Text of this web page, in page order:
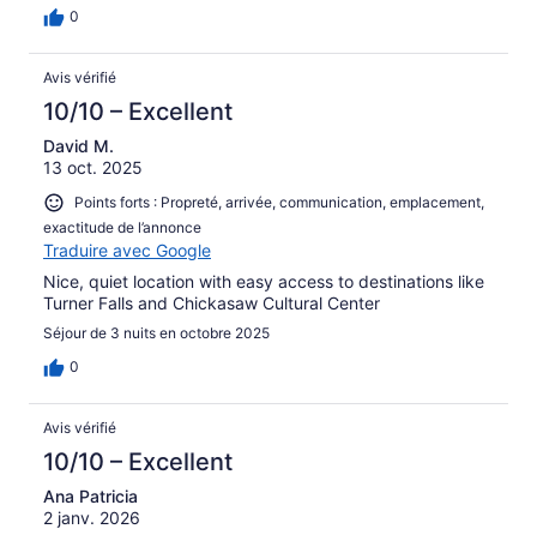
0
Avis vérifié
10/10 – Excellent
David M.
13 oct. 2025
Points forts : Propreté, arrivée, communication, emplacement,
exactitude de l’annonce
Traduire avec Google
Nice, quiet location with easy access to destinations like
Turner Falls and Chickasaw Cultural Center
Séjour de 3 nuits en octobre 2025
0
Avis vérifié
10/10 – Excellent
Ana Patricia
2 janv. 2026